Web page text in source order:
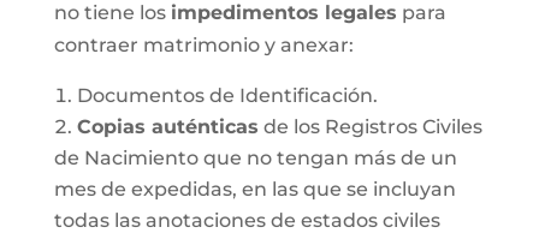
no tiene los impedimentos legales para
contraer matrimonio y anexar:
Documentos de Identificación.
Copias auténticas de los Registros Civiles
de Nacimiento que no tengan más de un
mes de expedidas, en las que se incluyan
todas las anotaciones de estados civiles